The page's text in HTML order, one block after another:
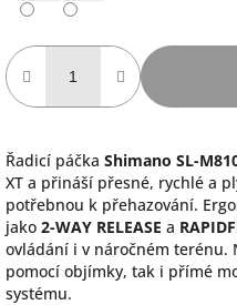
Řadicí páčka Shimano SL-
XT a přináší přesné, rychlé a
potřebnou k přehazování.
jako 2-WAY RELEASE a
ovládání i v náročném terénu.
pomocí objímky, tak i přímé
systému.